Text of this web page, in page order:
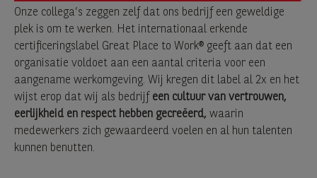
Onze collega’s zeggen zelf dat ons bedrijf een geweldige
plek is om te werken. Het internationaal erkende
certificeringslabel Great Place to Work® geeft aan dat een
organisatie voldoet aan een aantal criteria voor een
aangename werkomgeving. Wij kregen dit label al 2x en het
wijst erop dat wij als bedrijf een cultuur van vertrouwen,
eerlijkheid en respect hebben gecreëerd, waarin
medewerkers zich gewaardeerd voelen en al hun talenten
kunnen benutten.